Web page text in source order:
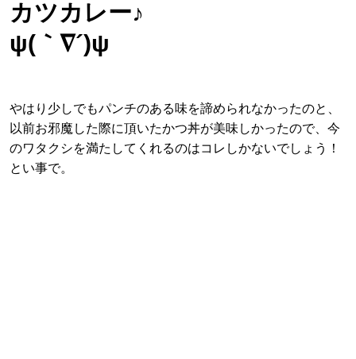
カツカレー♪
ψ(｀∇´)ψ
やはり少しでもパンチのある味を諦められなかったのと、
以前お邪魔した際に頂いたかつ丼が美味しかったので、今
のワタクシを満たしてくれるのはコレしかないでしょう！
とい事で。